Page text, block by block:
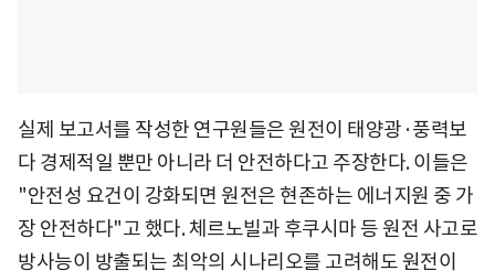
실제 보고서를 작성한 연구원들은 원전이 태양광·풍력보
다 경제적일 뿐만 아니라 더 안전하다고 주장한다. 이들은
"안전성 요건이 강화되면 원전은 현존하는 에너지원 중 가
장 안전하다"고 했다. 체르노빌과 후쿠시마 등 원전 사고로
방사능이 방출되는 최악의 시나리오를 고려해도 원전이